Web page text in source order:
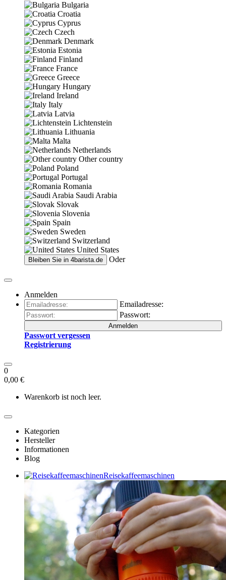
Bulgaria
Croatia
Cyprus
Czech
Denmark
Estonia
Finland
France
Greece
Hungary
Ireland
Italy
Latvia
Lichtenstein
Lithuania
Malta
Netherlands
Other country
Poland
Portugal
Romania
Saudi Arabia
Slovak
Slovenia
Spain
Sweden
Switzerland
United States
Bleiben Sie in 4barista.de Oder
Anmelden
Emailadresse:
Passwort:
Anmelden
Passwort vergessen
Registrierung
0
0,00 €
Warenkorb ist noch leer.
Kategorien
Hersteller
Informationen
Blog
Reisekaffeemaschinen